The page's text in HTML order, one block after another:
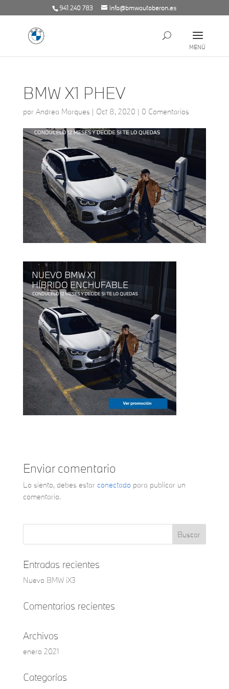
941 240 783 info@bmwautoberon.es
BMW X1 PHEV
por Andrea Marques | Oct 8, 2020 | 0 Comentarios
Enviar comentario
Lo siento, debes estar conectado para publicar un
comentario.
Entradas recientes
Nuevo BMW iX3
Comentarios recientes
Archivos
enero 2021
Categorías